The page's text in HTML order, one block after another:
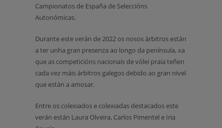
Campionatos de España de Seleccións
Autonómicas.
Durante este verán de 2022 os nosos árbitros están
a ter unha gran presenza ao longo da península, xa
que as competicións nacionais de vólei praia teñen
cada vez máis árbitros galegos debido ao gran nivel
que están a amosar.
Entre os colexiados e colexiadas destacados este
verán están Laura Olveira, Carlos Pimentel e Iria